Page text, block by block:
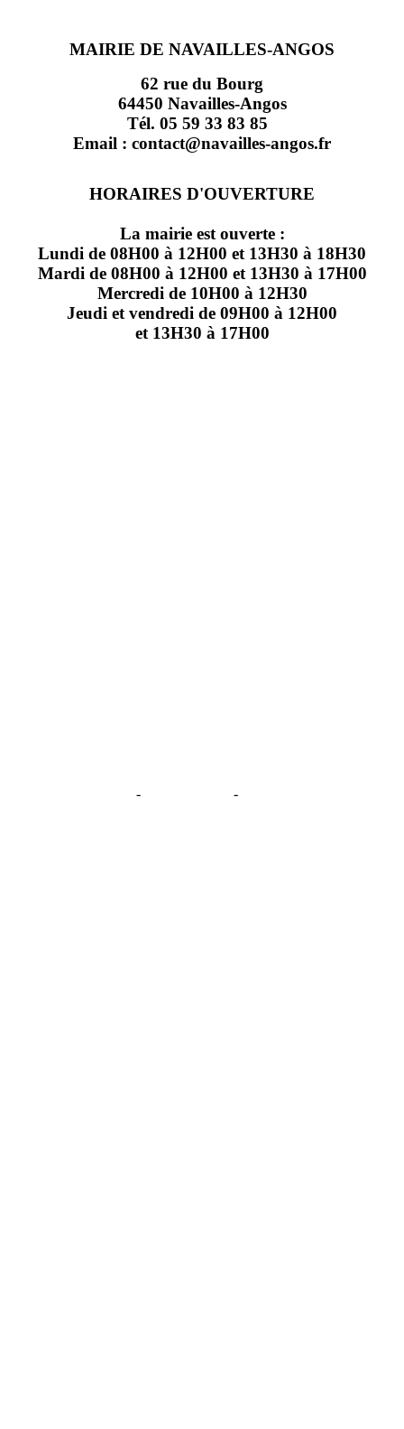
MAIRIE DE NAVAILLES-ANGOS
62 rue du Bourg
64450 Navailles-Angos
Tél. 05 59 33 83 85
Email : contact@navailles-angos.fr
HORAIRES D'OUVERTURE
La mairie est ouverte :
Lundi de 08H00 à 12H00 et 13H30 à 18H30
Mardi de 08H00 à 12H00 et 13H30 à 17H00
Mercredi de 10H00 à 12H30
Jeudi et vendredi de 09H00 à 12H00
et 13H30 à 17H00
- -